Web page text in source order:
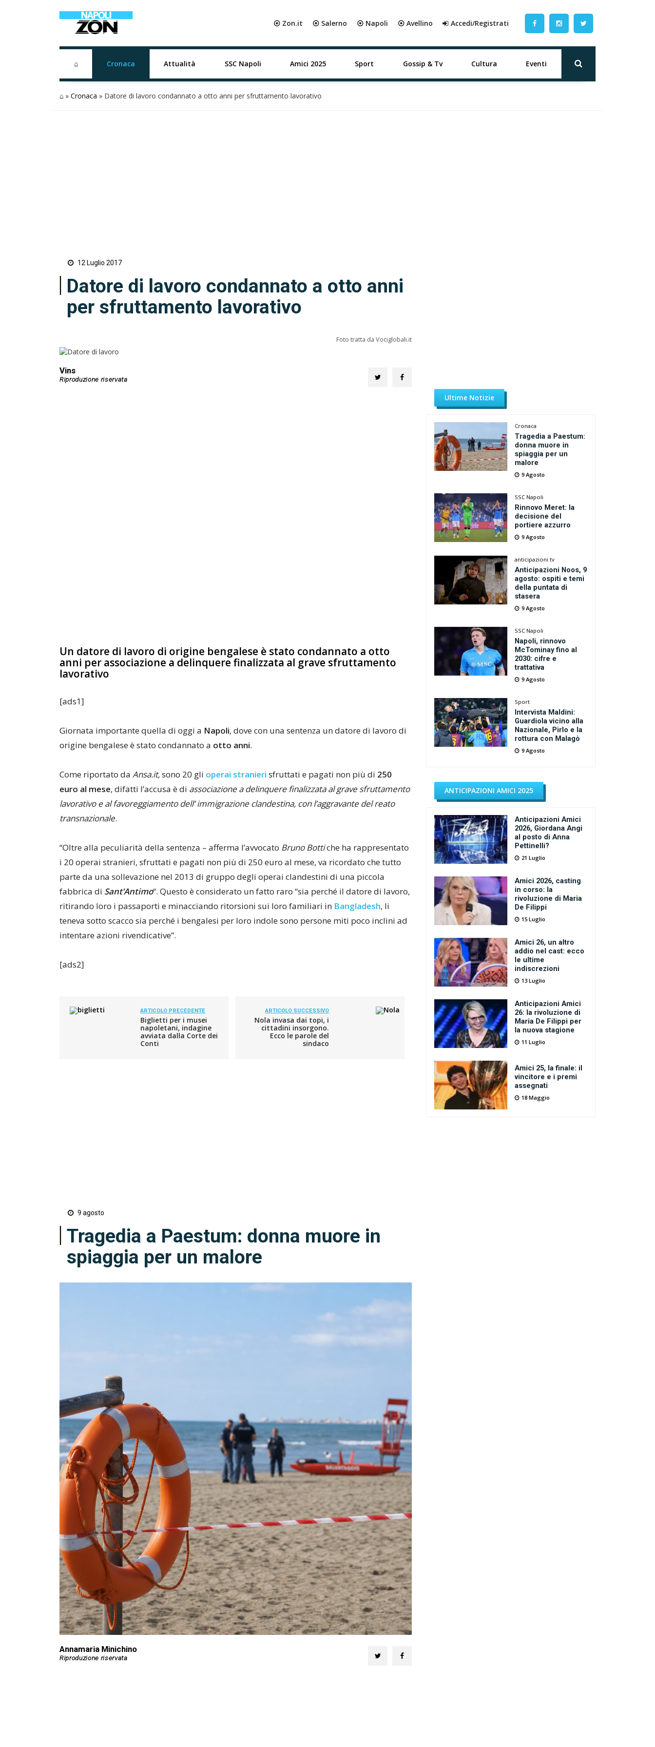
⦿ Zon.it ⦿ Salerno ⦿ Napoli ⦿ Avellino Accedi/Registrati
⌂ Cronaca Attualità SSC Napoli Amici 2025 Sport Gossip & Tv Cultura Eventi
⌂ » Cronaca » Datore di lavoro condannato a otto anni per sfruttamento lavorativo
12 Luglio 2017
Datore di lavoro condannato a otto anni
per sfruttamento lavorativo
Foto tratta da Vociglobali.it
Vins
Un datore di lavoro di origine bengalese è stato condannato a otto
anni per associazione a delinquere finalizzata al grave sfruttamento
lavorativo
[ads1]
Giornata importante quella di oggi a Napoli, dove con una sentenza un datore di lavoro di
origine bengalese è stato condannato a otto anni.
Come riportato da Ansa.it, sono 20 gli operai stranieri sfruttati e pagati non più di 250
euro al mese, difatti l’accusa è di associazione a delinquere finalizzata al grave sfruttamento
lavorativo e al favoreggiamento dell’ immigrazione clandestina, con l’aggravante del reato
transnazionale.
“Oltre alla peculiarità della sentenza – afferma l’avvocato Bruno Bottiche ha rappresentato
i 20 operai stranieri, sfruttati e pagati non più di 250 euro al mese, va ricordato che tutto
parte da una sollevazione nel 2013 di gruppo degli operai clandestini di una piccola
fabbrica di Sant’Antimo“. Questo è considerato un fatto raro “sia perché il datore di lavoro,
ritirando loro i passaporti e minacciando ritorsioni sui loro familiari in Bangladesh, li
teneva sotto scacco sia perché i bengalesi per loro indole sono persone miti poco inclini ad
intentare azioni rivendicative”.
[ads2]
ARTICOLO PRECEDENTE
Biglietti per i musei
napoletani, indagine
avviata dalla Corte dei
Conti
ARTICOLO SUCCESSIVO
Nola invasa dai topi, i
cittadini insorgono.
Ecco le parole del
sindaco
9 agosto
Tragedia a Paestum: donna muore in
spiaggia per un malore
Annamaria Minichino
Ultime Notizie
Cronaca
Tragedia a Paestum:
donna muore in
spiaggia per un
malore
9 Agosto
SSC Napoli
Rinnovo Meret: la
decisione del
portiere azzurro
9 Agosto
anticipazioni tv
Anticipazioni Noos, 9
agosto: ospiti e temi
della puntata di
stasera
9 Agosto
SSC Napoli
Napoli, rinnovo
McTominay fino al
2030: cifre e
trattativa
9 Agosto
Sport
Intervista Maldini:
Guardiola vicino alla
Nazionale, Pirlo e la
rottura con Malagò
9 Agosto
ANTICIPAZIONI AMICI 2025
Anticipazioni Amici
2026, Giordana Angi
al posto di Anna
Pettinelli?
21 Luglio
Amici 2026, casting
in corso: la
rivoluzione di Maria
De Filippi
15 Luglio
Amici 26, un altro
addio nel cast: ecco
le ultime
indiscrezioni
13 Luglio
Anticipazioni Amici
26: la rivoluzione di
Maria De Filippi per
la nuova stagione
11 Luglio
Amici 25, la finale: il
vincitore e i premi
assegnati
18 Maggio